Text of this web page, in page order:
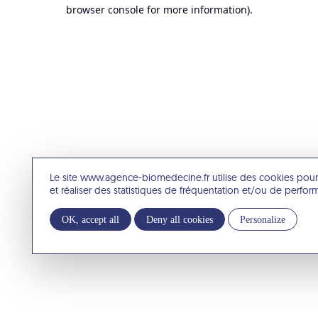
Le site www.agence-biomedecine.fr utilise des cookies
et réaliser des statistiques de fréquentation et/ou de
OK, accept all Deny all cookies Personalize
browser console for more information).